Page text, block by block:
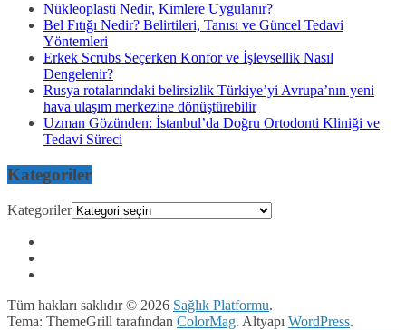
Nükleoplasti Nedir, Kimlere Uygulanır?
Bel Fıtığı Nedir? Belirtileri, Tanısı ve Güncel Tedavi
Yöntemleri
Erkek Scrubs Seçerken Konfor ve İşlevsellik Nasıl
Dengelenir?
Rusya rotalarındaki belirsizlik Türkiye’yi Avrupa’nın yeni
hava ulaşım merkezine dönüştürebilir
Uzman Gözünden: İstanbul’da Doğru Ortodonti Kliniği ve
Tedavi Süreci
Kategoriler
Kategoriler
Tüm hakları saklıdır © 2026 Sağlık Platformu.
Tema: ThemeGrill tarafından ColorMag. Altyapı WordPress.